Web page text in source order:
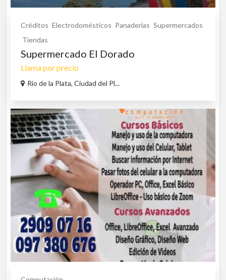
Créditos Electrodomésticos Panaderías Supermercados
Tiendas
Supermercado El Dorado
Llama por precio
Rio de la Plata, Ciudad del Pl...